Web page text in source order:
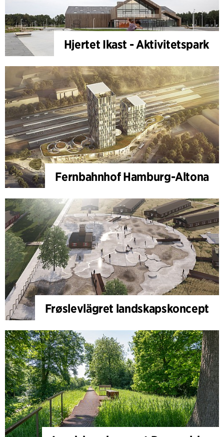
Hjertet Ikast - Aktivitetspark
Fernbahnhof Hamburg-Altona
Frøslevlägret landskapskoncept